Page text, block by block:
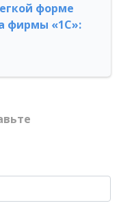
форме
фирмы «1С»: